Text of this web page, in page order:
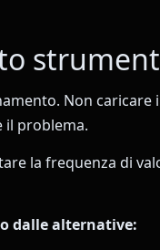
Non caricare
il problema.
la frequenza di
dalle alternative: